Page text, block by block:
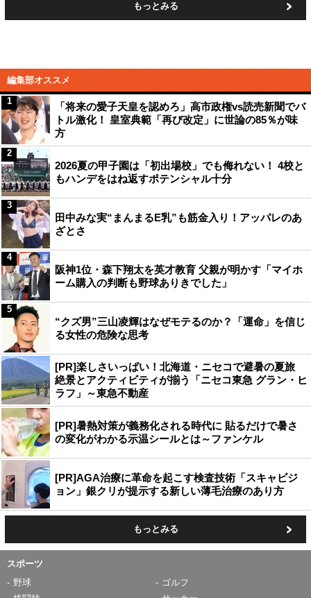
もっとみる
編集部オススメ
「将来の愛子天皇を認めろ」高市政権vs読売新聞でバ
トル激化！ 皇室典範「再び改定」に世論の85％が味
方
1
2026夏の甲子園は「初出場校」でも侮れない！ 4校と
もハンデをはね返すポテンシャル十分
2
田中みな実“まんまるE乳”も筋金入り！アッパレのあ
ざとさ
3
阪神1位・森下翔太を英才教育 父親が明かす「マイホ
ーム購入の判断も野球ありきでした」
4
“クズ男”三山凌輝はなぜモテるのか？「運命」を信じ
る女性の危険な思考
5
[PR]楽しさいっぱい！北海道・ニセコで避暑の夏旅
絶景とアクティビティが揃う「ニセコ東急 グラン・ヒ
ラフ」～東急不動産
[PR]暑熱対策が義務化される時代に 貼るだけで暑さ
の変化がわかる示温シールとは～ファンケル
[PR]AGA治療に革命を起こす検査技術「スキャビジ
ョン」銀クリが提示する新しい薄毛治療のあり方
もっとみる
スポーツ
野球
ゴルフ